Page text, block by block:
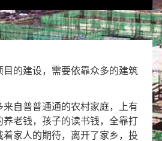
的建设，需要依靠众多的建筑
自普普通通的农村家庭，上有
养老钱，孩子的读书钱，全靠打
着家人的期待，离开了家乡，投